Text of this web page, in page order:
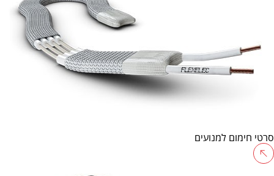
סרטי חימום למנועים